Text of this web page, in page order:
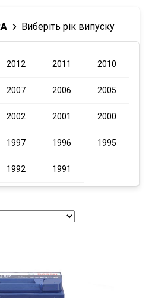
Виберіть рік випуску
2012 2011 2010
2007 2006 2005
2002 2001 2000
1997 1996 1995
1992 1991